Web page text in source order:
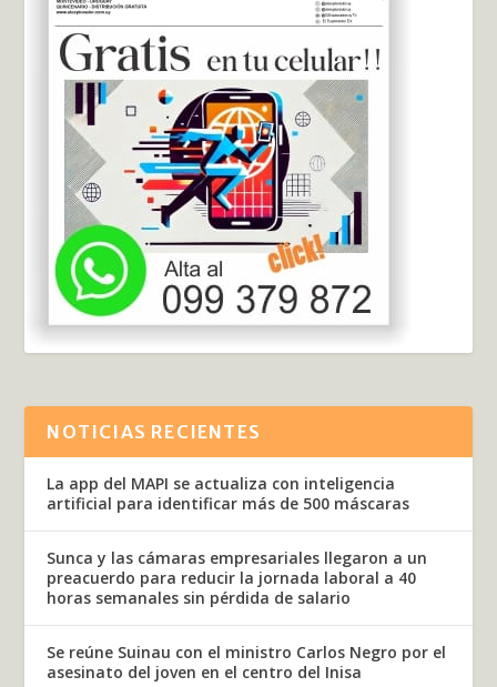
NOTICIAS RECIENTES
La app del MAPI se actualiza con inteligencia
artificial para identificar más de 500 máscaras
Sunca y las cámaras empresariales llegaron a un
preacuerdo para reducir la jornada laboral a 40
horas semanales sin pérdida de salario
Se reúne Suinau con el ministro Carlos Negro por el
asesinato del joven en el centro del Inisa